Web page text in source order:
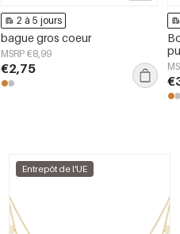
2 à 5 jours
bague gros coeur
MSRP €8,99
€2,75
Entrepôt de l'UE